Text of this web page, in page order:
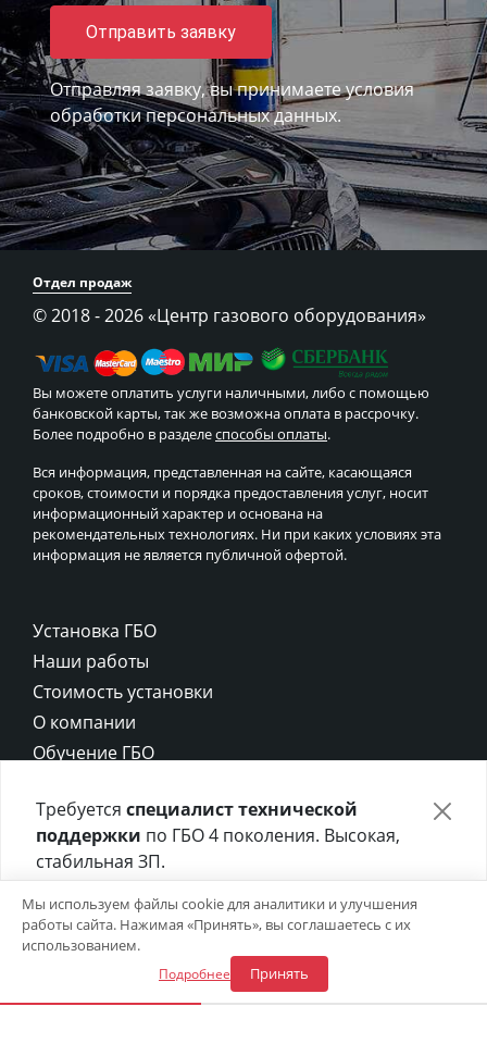
Отправить заявку
Отправляя заявку, вы принимаетеусловия
обработки персональных данных.
Отдел продаж
© 2018 - 2026 «Центр газового оборудования»
Вы можете оплатить услуги наличными, либо с помощью
банковской карты, так же возможна оплата в рассрочку.
Более подробно в разделеспособы оплаты.
Вся информация, представленная на сайте, касающаяся
сроков, стоимости и порядка предоставления услуг, носит
информационный характер и основана на
рекомендательных технологиях. Ни при каких условиях эта
информация не является публичной офертой.
Установка ГБО
Наши работы
Стоимость установки
О компании
Обучение ГБО
Карта сайта
Политика конфиденциальности
Политика cookie
Мы используем файлы cookie для аналитики и улучшения
работы сайта. Нажимая «Принять», вы соглашаетесь с их
использованием.
Подробнее Принять
Требуется специалист технической
поддержки по ГБО 4 поколения. Высокая,
стабильная ЗП.
Отправьте своё резюме в форме ниже 👇
Откликнуться на вакансию